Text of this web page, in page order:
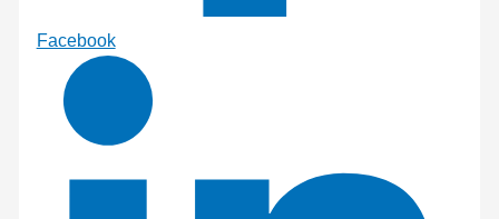
Facebook